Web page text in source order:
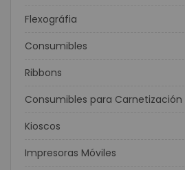
Flexográfia
Consumibles
Ribbons
Consumibles para Carnetización
Kioscos
Impresoras Móviles